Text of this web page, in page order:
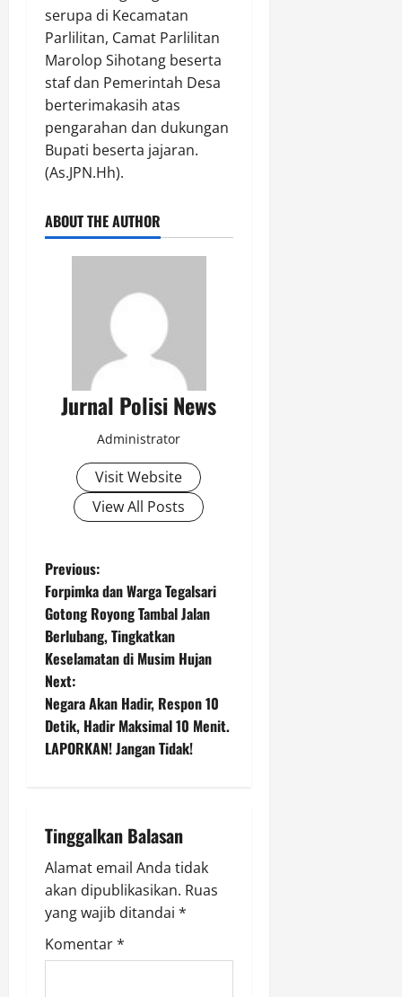
serupa di Kecamatan
Parlilitan, Camat Parlilitan
Marolop Sihotang beserta
staf dan Pemerintah Desa
berterimakasih atas
pengarahan dan dukungan
Bupati beserta jajaran.
(As.JPN.Hh).
ABOUT THE AUTHOR
Jurnal Polisi News
Administrator
Visit Website
View All Posts
P
o
s
t
n
a
i
g
a
t
Previous:
Forpimka dan Warga Tegalsari
Gotong Royong Tambal Jalan
Berlubang, Tingkatkan
Keselamatan di Musim Hujan
Next:
Negara Akan Hadir, Respon 10
Detik, Hadir Maksimal 10 Menit.
LAPORKAN! Jangan Tidak!
Tinggalkan Balasan
Alamat email Anda tidak
akan dipublikasikan. Ruas
yang wajib ditandai *
Komentar*